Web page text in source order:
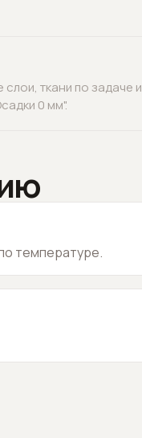
ткани по задаче и
0 мм".
температуре.